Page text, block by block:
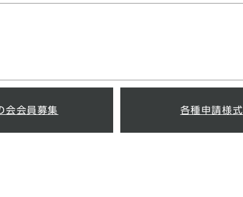
会会員募集 各種申請様式